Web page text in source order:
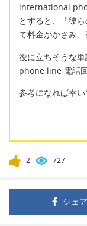
international
とすると、「彼
て料金がかさみ
役に立ちそうな
phone line 電話
参考になれば幸い
2 727
シェア